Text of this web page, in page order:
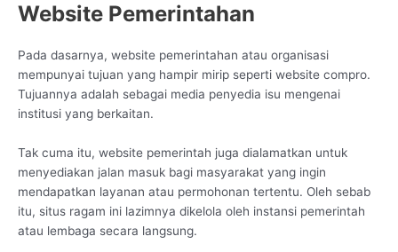
Website Pemerintahan
Pada dasarnya, website pemerintahan atau organisasi
mempunyai tujuan yang hampir mirip seperti website compro.
Tujuannya adalah sebagai media penyedia isu mengenai
institusi yang berkaitan.
Tak cuma itu, website pemerintah juga dialamatkan untuk
menyediakan jalan masuk bagi masyarakat yang ingin
mendapatkan layanan atau permohonan tertentu. Oleh sebab
itu, situs ragam ini lazimnya dikelola oleh instansi pemerintah
atau lembaga secara langsung.